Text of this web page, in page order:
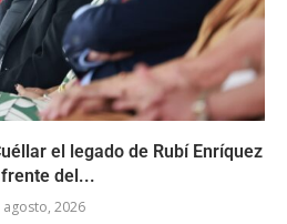
el legado de Rubí Enríquez
del...
agosto, 2026